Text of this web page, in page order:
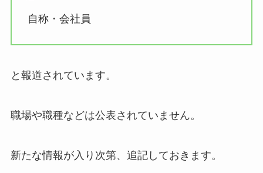
自称・会社員
と報道されています。
職場や職種などは公表されていません。
新たな情報が入り次第、追記しておきます。